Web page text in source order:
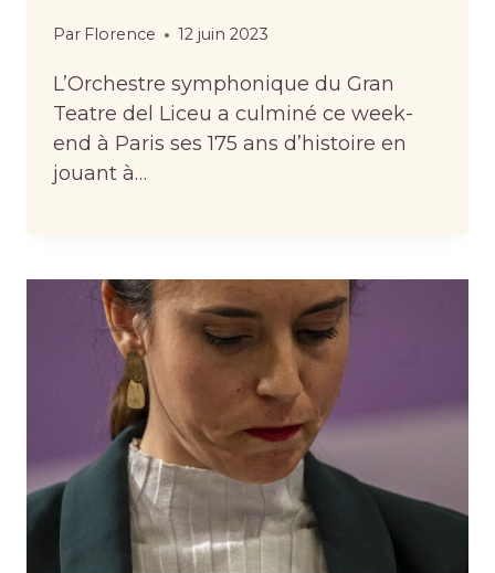
Par Florence 12 juin 2023
L’Orchestre symphonique du Gran
Teatre del Liceu a culminé ce week-
end à Paris ses 175 ans d’histoire en
jouant à…